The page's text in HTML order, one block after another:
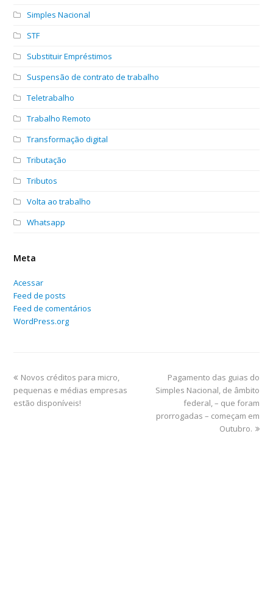
Simples Nacional
STF
Substituir Empréstimos
Suspensão de contrato de trabalho
Teletrabalho
Trabalho Remoto
Transformação digital
Tributação
Tributos
Volta ao trabalho
Whatsapp
Meta
Acessar
Feed de posts
Feed de comentários
WordPress.org
Novos créditos para micro,
pequenas e médias empresas
estão disponíveis!
Pagamento das guias do
Simples Nacional, de âmbito
federal, – que foram
prorrogadas – começam em
Outubro.